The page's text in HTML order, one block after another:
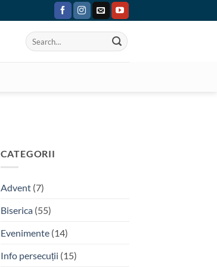
CATEGORII
Advent(7)
Biserica(55)
Evenimente(14)
Info persecuții (15)